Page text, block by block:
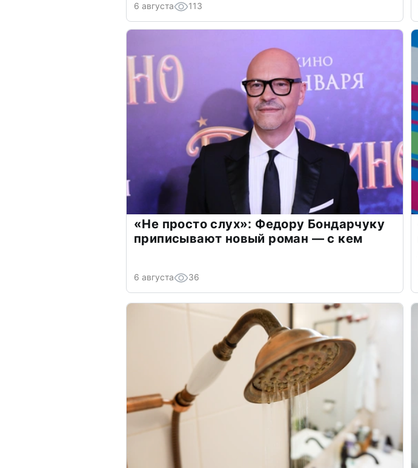
6 августа 113
«Не просто слух»: Федору Бондарчуку
приписывают новый роман — с кем
6 августа 36